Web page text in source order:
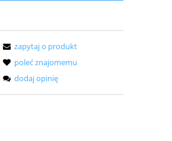
zapytaj o produkt
poleć znajomemu
dodaj opinię